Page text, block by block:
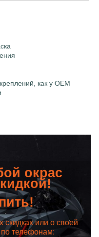
как у OEM
окрас
скидках или о своей
телефонам: